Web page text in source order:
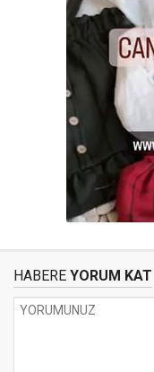
HABERE YORUM KAT